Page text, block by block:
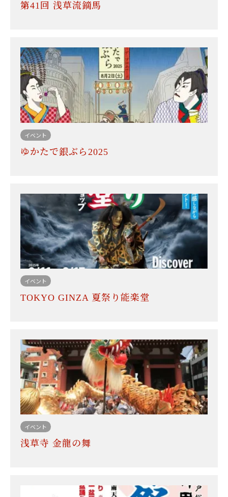
第41回 浅草流鏑馬
イベント
ゆかたで銀ぶら2025
イベント
TOKYO GINZA 夏祭り能楽堂
イベント
浅草寺 金龍の舞